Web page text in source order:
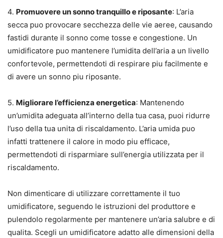
4. Promuovere un sonno tranquillo e riposante: L’aria
secca puo provocare secchezza delle vie aeree, causando
fastidi durante il sonno come tosse e congestione. Un
umidificatore puo mantenere l’umidita dell’aria a un livello
confortevole, permettendoti di respirare piu facilmente e
di avere un sonno piu riposante.
5. Migliorare l’efficienza energetica: Mantenendo
un’umidita adeguata all’interno della tua casa, puoi ridurre
l’uso della tua unita di riscaldamento. L’aria umida puo
infatti trattenere il calore in modo piu efficace,
permettendoti di risparmiare sull’energia utilizzata per il
riscaldamento.
Non dimenticare di utilizzare correttamente il tuo
umidificatore, seguendo le istruzioni del produttore e
pulendolo regolarmente per mantenere un’aria salubre e di
qualita. Scegli un umidificatore adatto alle dimensioni della